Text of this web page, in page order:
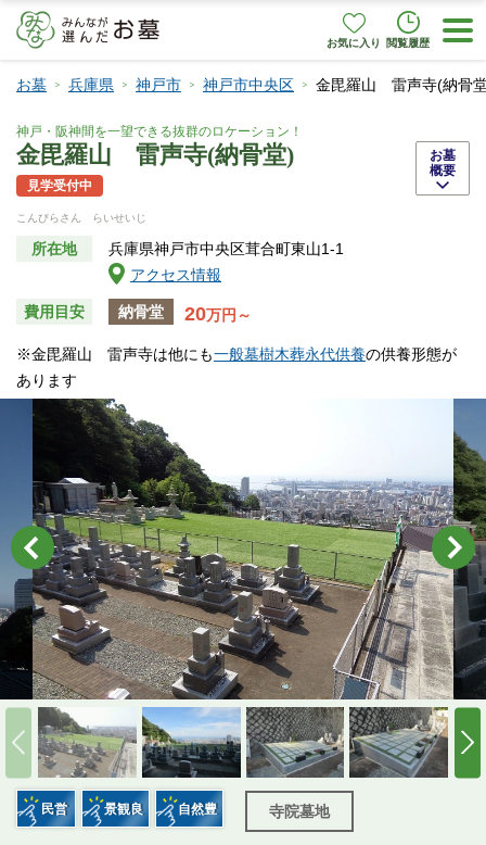
お気に入り 閲覧履歴
お墓 兵庫県 神戸市 神戸市中央区 金毘羅山 雷声寺(納骨
神戸・阪神間を一望できる抜群のロケーション！
金毘羅山 雷声寺(納骨堂)
見学受付中
こんぴらさん らいせいじ
所在地
兵庫県神戸市中央区茸合町東山1-1
アクセス情報
費用目安 納骨堂 20万円～
※金毘羅山 雷声寺は他にも一般墓樹木葬永代供養の供養形態が
あります
お墓
概要
民営 景観良 自然豊 寺院墓地